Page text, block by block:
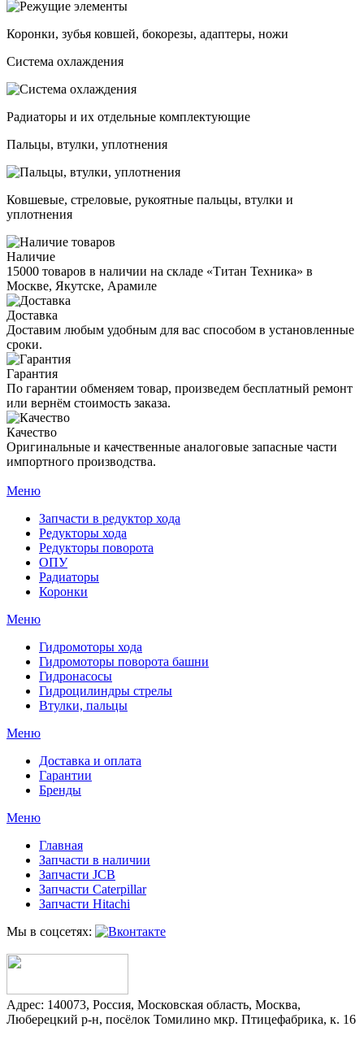
Коронки, зубья ковшей, бокорезы, адаптеры, ножи
Система охлаждения
Радиаторы и их отдельные комплектующие
Пальцы, втулки, уплотнения
Ковшевые, стреловые, рукоятные пальцы, втулки и
уплотнения
Наличие
15000 товаров в наличии на складе «Титан Техника» в
Москве, Якутске, Арамиле
Доставка
Доставим любым удобным для вас способом в установленные
сроки.
Гарантия
По гарантии обменяем товар, произведем бесплатный ремонт
или вернём стоимость заказа.
Качество
Оригинальные и качественные аналоговые запасные части
импортного производства.
Меню
Запчасти в редуктор хода
Редукторы хода
Редукторы поворота
ОПУ
Радиаторы
Коронки
Меню
Гидромоторы хода
Гидромоторы поворота башни
Гидронасосы
Гидроцилиндры стрелы
Втулки, пальцы
Меню
Доставка и оплата
Гарантии
Бренды
Меню
Главная
Запчасти в наличии
Запчасти JCB
Запчасти Caterpillar
Запчасти Hitachi
Мы в соцсетях:
Адрес: 140073, Россия, Московская область, Москва,
Люберецкий р-н, посёлок Томилино мкр. Птицефабрика, к. 16